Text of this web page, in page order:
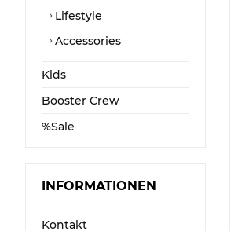
Lifestyle
Accessories
Kids
Booster Crew
%Sale
INFORMATIONEN
Kontakt